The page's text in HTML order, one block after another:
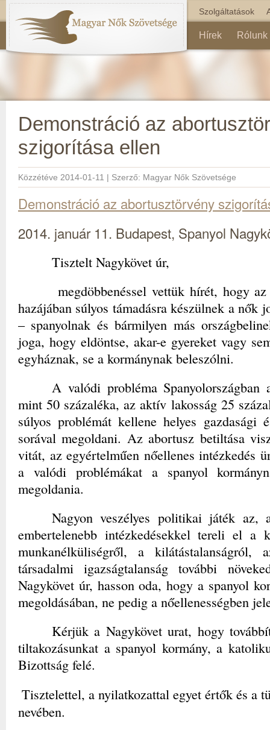
Szolgáltatások
Hírek Rólunk
Demonstráció az
szigorítása ellen
Közzétéve 2014-01-11 | Szerző: Magyar Nők Szövetsége
Demonstráció az abortusztörvény
2014. január 11. Budapest, Spanyol
Tisztelt Nagykövet úr,
megdöbbenéssel vettük hírét, hogy
hazájában súlyos támadásra készülnek a nők
– spanyolnak és bármilyen más
joga, hogy eldöntse, akar-e gyereket vagy
egyháznak, se a kormánynak beleszólni.
A valódi probléma
mint 50 százaléka, az aktív lakosság 25
súlyos problémát kellene helyes gazdasági
sorával megoldani. Az abortusz betiltása
vitát, az egyértelműen nőellenes intézkedés
a valódi problémákat a spanyol
megoldania.
Nagyon veszélyes politikai játék az,
embertelenebb intézkedésekkel tereli el a
munkanélküliségről, a kilátástalanságról,
társadalmi igazságtalanság további
Nagykövet úr, hasson oda, hogy a spanyol
megoldásában, ne pedig a nőellenességben
Kérjük a Nagykövet urat, hogy
tiltakozásunkat a spanyol kormány, a
Bizottság felé.
Tisztelettel, a nyilatkozattal egyet értők és a
nevében.